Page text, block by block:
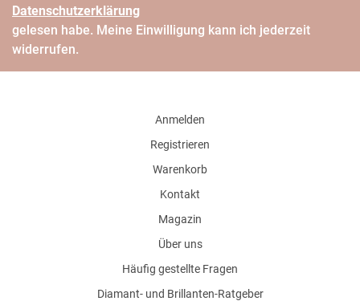
Daten­schutz­erklärung
gelesen habe. Meine Einwilligung kann ich jederzeit
widerrufen.
Anmelden
Registrieren
Warenkorb
Kontakt
Magazin
Über uns
Häufig gestellte Fragen
Diamant- und Brillanten-Ratgeber